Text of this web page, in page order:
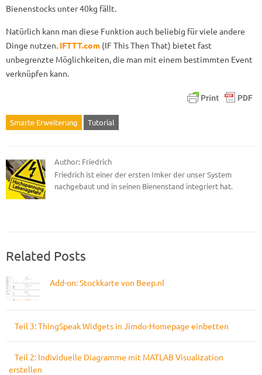
Bienenstocks unter 40kg fällt.
Natürlich kann man diese Funktion auch beliebig für viele andere
Dinge nutzen. IFTTT.com (IF This Then That) bietet fast
unbegrenzte Möglichkeiten, die man mit einem bestimmten Event
verknüpfen kann.
Smarte Erweiterung Tutorial
Author: Friedrich
Friedrich ist einer der ersten Imker der unser System
nachgebaut und in seinen Bienenstand integriert hat.
Related Posts
Add-on: Stockkarte von Beep.nl
Teil 3: ThingSpeak Widgets in Jimdo-Homepage einbetten
Teil 2: Individuelle Diagramme mit MATLAB Visualization
erstellen